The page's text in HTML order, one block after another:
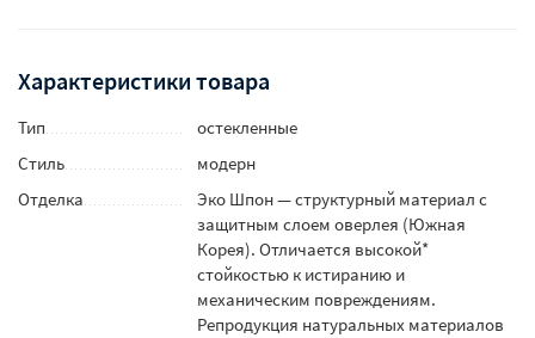
Характеристики товара
Тип
остекленные
Стиль
модерн
Отделка
Эко Шпон — структурный материал с
защитным слоем оверлея (Южная
Корея). Отличается высокой*
стойкостью к истиранию и
механическим повреждениям.
Репродукция натуральных материалов